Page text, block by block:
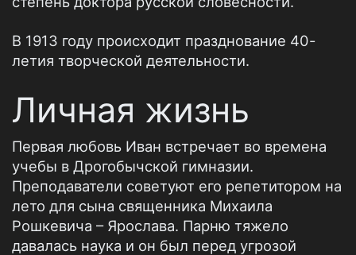
В 1913 году происходит празднование 40-
летия творческой деятельности.
Личная жизнь
Первая любовь Иван встречает во времена
учебы в Дрогобычской гимназии.
Преподаватели советуют его репетитором на
лето для сына священника Михаила
Рошкевича – Ярослава. Парню тяжело
давалась наука и он был перед угрозой